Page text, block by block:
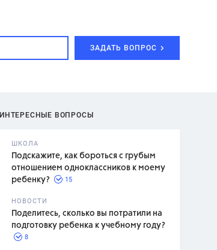
ЗАДАТЬ ВОПРОС
ИНТЕРЕСНЫЕ ВОПРОСЫ
ШКОЛА
Подскажите, как бороться с грубым
отношением одноклассников к моему
ребенку?
15
НОВОСТИ
Поделитесь, сколько вы потратили на
подготовку ребенка к учебному году?
8